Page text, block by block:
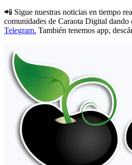
📲 Sigue nuestras noticias en tiempo
comunidades de Caraota Digital dando
Telegram. También tenemos app,